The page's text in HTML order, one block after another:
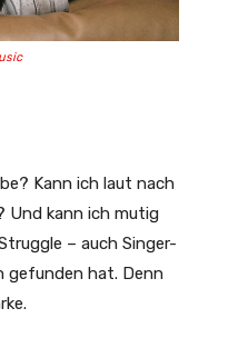
Kann ich laut nach
Und kann ich mutig
– auch Singer-
gefunden hat. Denn